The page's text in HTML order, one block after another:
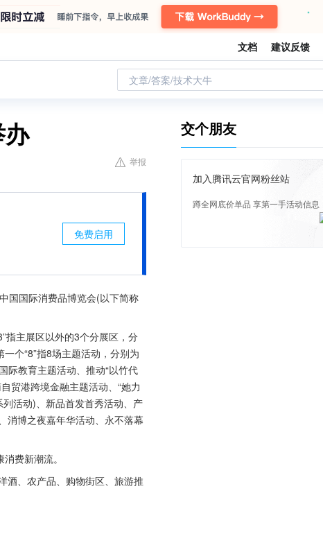
文档 建议反馈
文章/答案/技术大牛
举报
免费启用
国国际消费品博览会(以下简称
指主展区以外的3个分展区，分
个“8”指8场主题活动，分别为
际教育主题活动、推动“以竹代
贸港跨境金融主题活动、“她力
活动)、新品首发首秀活动、产
消博之夜嘉年华活动、永不落幕
费新潮流。
酒、农产品、购物街区、旅游推
交个朋友
加入腾讯云官网粉丝站
蹲全网底价单品 享第一手活动信息